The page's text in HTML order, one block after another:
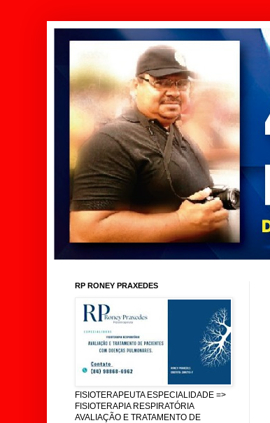
RP RONEY PRAXEDES
FISIOTERAPEUTA ESPECIALIDADE =>
FISIOTERAPIA RESPIRATÓRIA
AVALIAÇÃO E TRATAMENTO DE